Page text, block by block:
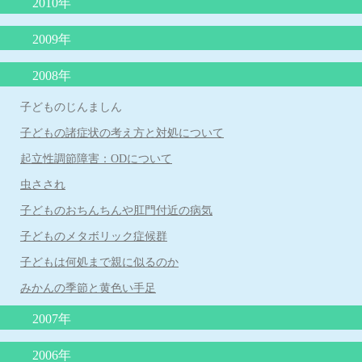
子どもを抱きしめるほど頭が良くなる
「子どもののほめ方、叱り方」
重症なアレルギー性鼻炎とレーザー治療
「重症なアレルギー性鼻炎とレーザー治療」
食物アレルギーと離乳食
牛乳と便秘
便秘と牛乳
赤ちゃんの抜け毛
突発性発疹症は健康な身近な人からうつる
「赤ちゃんの涙目、めやに」について
抱きぐせは悪くない
卒乳と抱擁
「心雑音」について
夏に流行る「ヤケド虫」
３歳までの子育てに大切なこと その２
感染症の登園の許可
おたふく風邪と難聴
「熱性けいれん」について
B型肝炎予防ワクチンの定期接種
「自閉症スペクトラム」について
人見知り
子どもの紫外線対策
赤ちゃんの授乳について
B型肝炎予防ワクチンを受けましょう！
B型肝炎ワクチンを受けましょう！その２
４歳の頃に本をたくさん読むと頭が良くなる？
赤ちゃんを泣き止ませるための必殺アラカルト
妊娠と知らずに麻疹風疹混合ワクチンや風疹ワクチンを接種した
ヒトメタニューモウイルス感染症について
タバコはPM2.5の塊だ
インフルエンザの登校、登園禁止期間について
肺炎球菌、ヒブワクチンの重要性
夏に流行るエンテロウイルス感染症
腸管出血性大腸菌について
母乳育児の素晴らしさ
2010年
喘息の患者さんの治療（予防）について
低カルシウムをひき起こす食品
夏に流行る病気について
ロタウイルス胃腸炎にご注意を！
RSウイルス感染症について
2009年
インフルエンザの重篤な合併症
2008年
子どものじんましん
子どもの諸症状の考え方と対処について
起立性調節障害：ODについて
虫さされ
子どものおちんちんや肛門付近の病気
子どものメタボリック症候群
子どもは何処まで親に似るのか
みかんの季節と黄色い手足
2007年
ノロウイルスの猛威
2006年